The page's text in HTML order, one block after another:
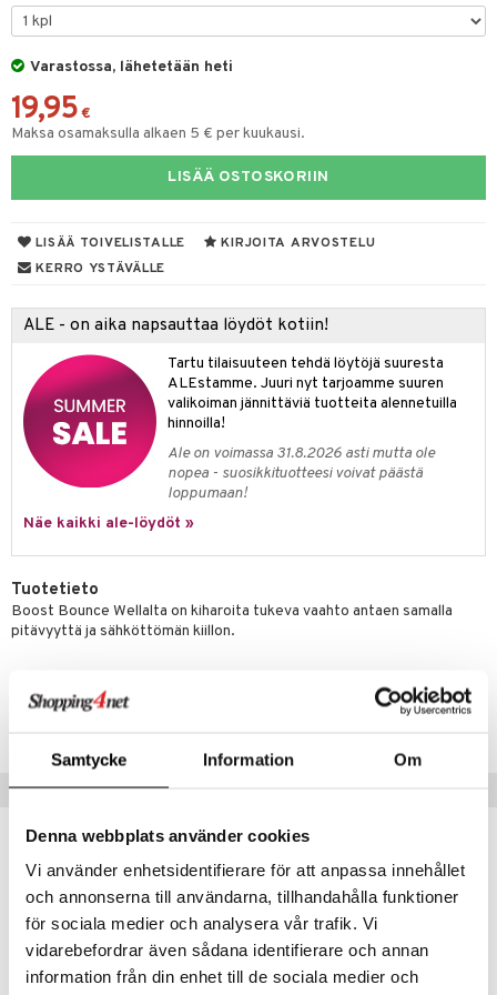
Samtycke Information Om
Denna webbplats använder cookies
Vi använder enhetsidentifierare för att anpassa innehållet
och annonserna till användarna, tillhandahålla funktioner
för sociala medier och analysera vår trafik. Vi
vidarebefordrar även sådana identifierare och annan
information från din enhet till de sociala medier och
Varastossa, lähetetään heti
19,95 €
Maksa osamaksulla alkaen 5 € per kuukausi.
LISÄÄ OSTOSKORIIN
LISÄÄ TOIVELISTALLE
KIRJOITA ARVOSTELU
KERRO YSTÄVÄLLE
ALE - on aika napsauttaa löydöt kotiin!
Tartu tilaisuuteen tehdä löytöjä suuresta
ALEstamme. Juuri nyt tarjoamme suuren
valikoiman jännittäviä tuotteita alennetuilla
hinnoilla!
Ale on voimassa 31.8.2026 asti mutta ole
nopea - suosikkituotteesi voivat päästä
loppumaan!
Näe kaikki ale-löydöt »
Tuotetieto
Boost Bounce Wellalta on kiharoita tukeva vaahto antaen samalla
pitävyyttä ja sähköttömän kiillon.
Tuotenumero
poisto
iho
iho
iho
iho
& Highlighter
Päivävoide
hoito
tarvikkeet
/ Kajaali
de cologne
de toilette
&
Set
tuotteet
hoito
poisto
hoito
& saippuat
tuotteet
& Viikset
shave balm
shave lotion
de cologne
tuotteet
poisto
1: Puhdistus
3: Kosteutus
Huulten Hoito
Happy
Happy For Men
Miehille